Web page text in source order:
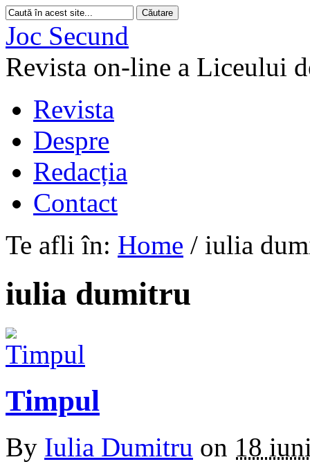
Joc Secund
Revista on-line a Liceului
Revista
Despre
Redacția
Contact
Te afli în: Home / iulia
iulia dumitru
Timpul
By Iulia Dumitru on 18